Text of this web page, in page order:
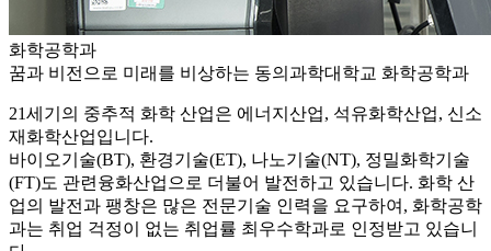
화학공학과
꿈과 비전으로 미래를 비상하는 동의과학대학교 화학공학과
21세기의 중추적 화학 산업은 에너지산업, 석유화학산업, 신소
재화학산업입니다.
바이오기술(BT), 환경기술(ET), 나노기술(NT), 정밀화학기술
(FT)도 관련융화산업으로 더불어 발전하고 있습니다. 화학 산
업의 발전과 팽창은 많은 전문기술 인력을 요구하여, 화학공학
과는 취업 걱정이 없는 취업률 최우수학과로 인정받고 있습니